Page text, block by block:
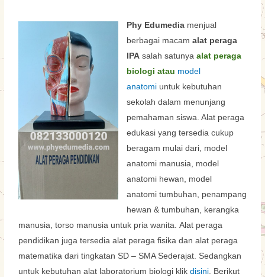
Phy Edumediamenjual
berbagai macam alat peraga
IPAsalah satunya alat peraga
biologi atau model
anatomi untuk kebutuhan
sekolah dalam menunjang
pemahaman siswa. Alat peraga
edukasi yang tersedia cukup
beragam mulai dari, model
anatomi manusia, model
anatomi hewan, model
anatomi tumbuhan, penampang
hewan & tumbuhan, kerangka
manusia,torso manusia untuk pria wanita. Alat peraga
pendidikan juga tersedia alat peraga fisika dan alat peraga
matematika dari tingkatan SD – SMA Sederajat. Sedangkan
untuk kebutuhan alat laboratorium biologi klikdisini. Berikut